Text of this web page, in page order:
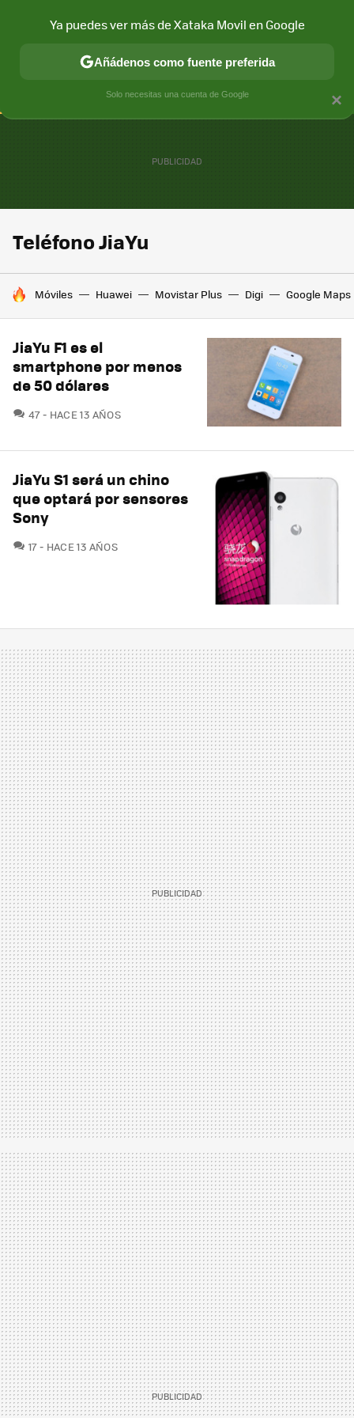
CONECTIVIDAD MÓVIL Y SOCIEDAD APLICACIONES
Teléfono JiaYu
HOY SE HABLA DE
Móviles Huawei Movistar Plus Digi Google Maps
JiaYu F1 es el
smartphone por menos
de 50 dólares
47COMENTARIOS
HACE 13 AÑOS
JiaYu S1 será un chino
que optará por sensores
Sony
17COMENTARIOS
HACE 13 AÑOS
×
Ya puedes ver más de Xataka Movil en Google
Añádenos como fuente preferida
Solo necesitas una cuenta de Google